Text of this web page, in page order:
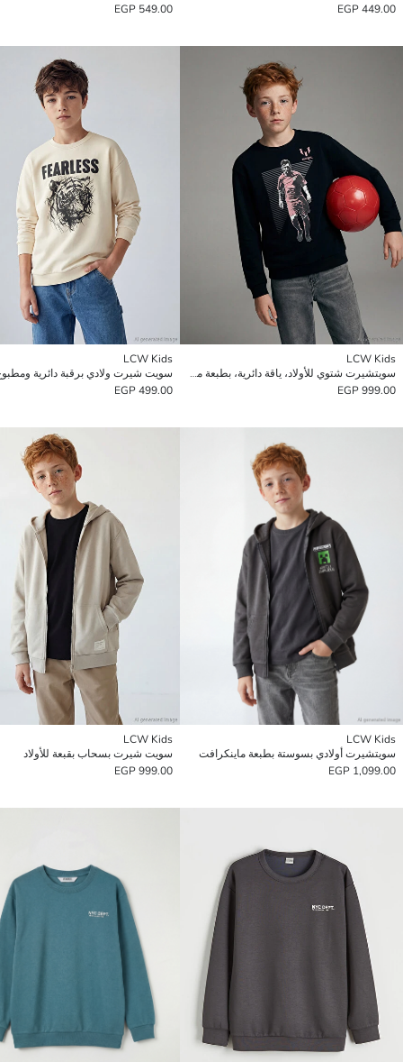
449.00 EGP
549.00 EGP
LCW Kids
سويتشيرت شتوي للأولاد، ياقة دائرية، بطبعة ميسي.
999.00 EGP
LCW Kids
سويت شيرت ولادي برقبة دائرية
499.00 EGP
LCW Kids
سويتشيرت أولادي بسوستة بطبعة ماينكرافت
1,099.00 EGP
LCW Kids
سويت شيرت بسحاب بقبعة للأولاد
999.00 EGP